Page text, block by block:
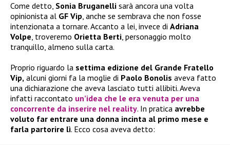
Come detto, Sonia Bruganelli sarà ancora una volta
opinionista al GF Vip, anche se sembrava che non fosse
intenzionata a tornare. Accanto a lei, invece di Adriana
Volpe, troveremo Orietta Berti, personaggio molto
tranquillo, almeno sulla carta.
Proprio riguardo la settima edizione del Grande Fratello
Vip, alcuni giorni fa la moglie di Paolo Bonolis aveva fatto
una dichiarazione che aveva lasciato tutti allibiti. Aveva
infatti raccontato un’idea che le era venuta per una
concorrente da inserire nel reality. In pratica avrebbe
voluto far entrare una donna incinta al primo mese e
farla partorire lì. Ecco cosa aveva detto: